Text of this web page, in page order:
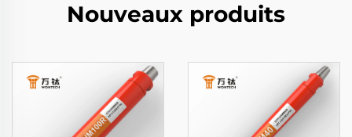
Nouveaux produits